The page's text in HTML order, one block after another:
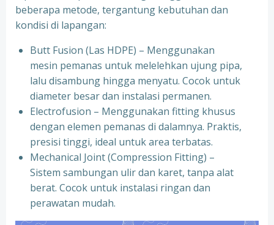
beberapa metode, tergantung kebutuhan dan
kondisi di lapangan:
Butt Fusion (Las HDPE) – Menggunakan
mesin pemanas untuk melelehkan ujung pipa,
lalu disambung hingga menyatu. Cocok untuk
diameter besar dan instalasi permanen.
Electrofusion – Menggunakan fitting khusus
dengan elemen pemanas di dalamnya. Praktis,
presisi tinggi, ideal untuk area terbatas.
Mechanical Joint (Compression Fitting) –
Sistem sambungan ulir dan karet, tanpa alat
berat. Cocok untuk instalasi ringan dan
perawatan mudah.